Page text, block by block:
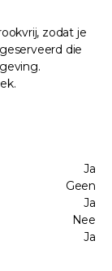
zodat je
die
Ja
Geen
Ja
Nee
Ja